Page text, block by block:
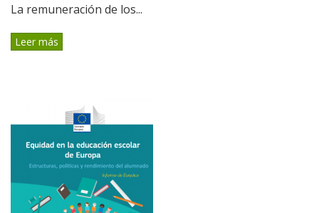
La remuneración de los...
Leer más